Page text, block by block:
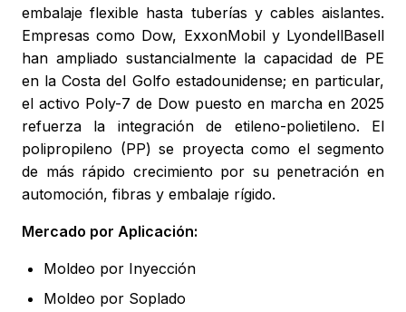
embalaje flexible hasta tuberías y cables aislantes.
Empresas como Dow, ExxonMobil y LyondellBasell
han ampliado sustancialmente la capacidad de PE
en la Costa del Golfo estadounidense; en particular,
el activo Poly-7 de Dow puesto en marcha en 2025
refuerza la integración de etileno-polietileno. El
polipropileno (PP) se proyecta como el segmento
de más rápido crecimiento por su penetración en
automoción, fibras y embalaje rígido.
Mercado por Aplicación:
Moldeo por Inyección
Moldeo por Soplado